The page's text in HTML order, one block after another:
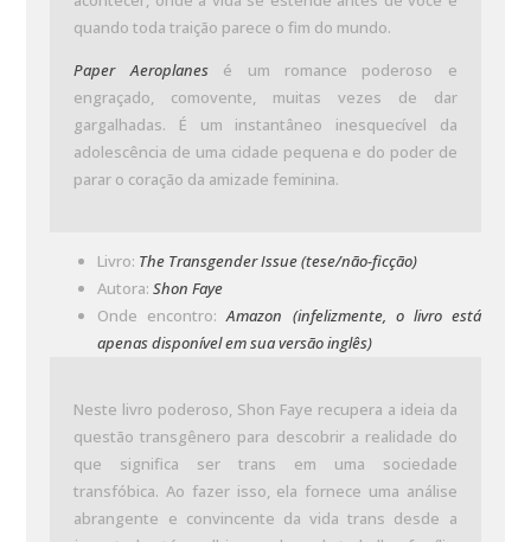
quando toda traição parece o fim do mundo.
Paper Aeroplanes é um romance poderoso e
engraçado, comovente, muitas vezes de dar
gargalhadas. É um instantâneo inesquecível da
adolescência de uma cidade pequena e do poder de
parar o coração da amizade feminina.
Livro: The Transgender Issue (tese/não-ficção)
Autora:Shon Faye
Onde encontro:Amazon (infelizmente, o livro está
apenas disponível em sua versão inglês)
Neste livro poderoso, Shon Faye recupera a ideia da
questão transgênero para descobrir a realidade do
que significa ser trans em uma sociedade
transfóbica. Ao fazer isso, ela fornece uma análise
abrangente e convincente da vida trans desde a